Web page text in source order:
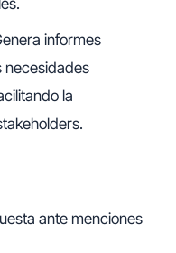
informes
necesidades
la
ante menciones